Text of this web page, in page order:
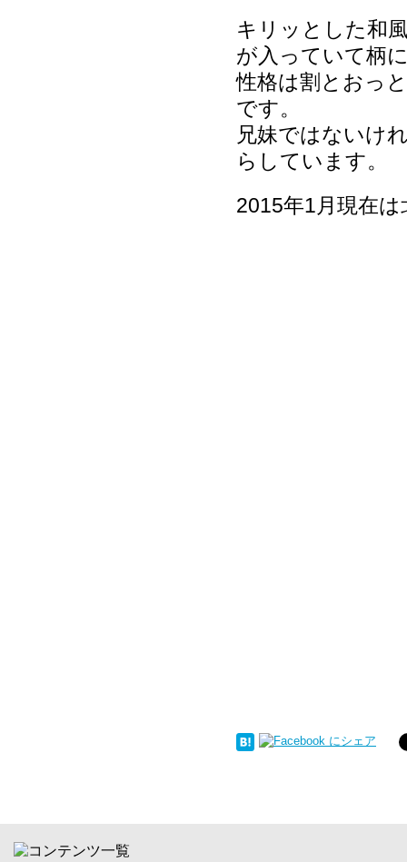
キリッとした和
が入っていて柄
性格は割とおっ
です。
兄妹ではないけ
らしています。
2015年1月現在